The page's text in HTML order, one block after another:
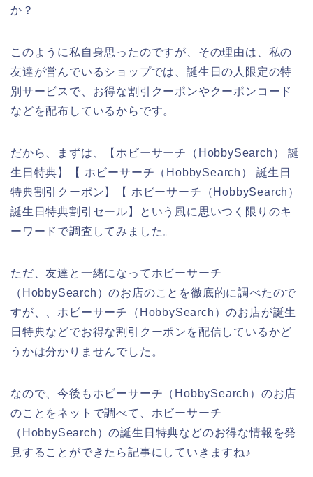
か？
このように私自身思ったのですが、その理由は、私の
友達が営んでいるショップでは、誕生日の人限定の特
別サービスで、お得な割引クーポンやクーポンコード
などを配布しているからです。
だから、まずは、【ホビーサーチ（HobbySearch） 誕
生日特典】【 ホビーサーチ（HobbySearch） 誕生日
特典割引クーポン】【 ホビーサーチ（HobbySearch）
誕生日特典割引セール】という風に思いつく限りのキ
ーワードで調査してみました。
ただ、友達と一緒になってホビーサーチ
（HobbySearch）のお店のことを徹底的に調べたので
すが、、ホビーサーチ（HobbySearch）のお店が誕生
日特典などでお得な割引クーポンを配信しているかど
うかは分かりませんでした。
なので、今後もホビーサーチ（HobbySearch）のお店
のことをネットで調べて、ホビーサーチ
（HobbySearch）の誕生日特典などのお得な情報を発
見することができたら記事にしていきますね♪